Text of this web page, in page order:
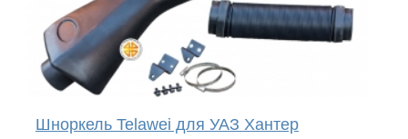
Шноркель Telawei для УАЗ Хантер